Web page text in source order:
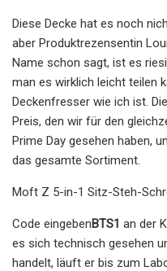
Diese Decke hat es noch
aber Produktrezensentin
Name schon sagt, ist es
man es wirklich leicht teilen
Deckenfresser wie ich ist.
Preis, den wir für den
Prime Day gesehen haben,
das gesamte Sortiment.
Moft Z 5-in-1 Sitz-Steh-
Code eingebenBTS1 an der
es sich technisch gesehen
handelt, läuft er bis zum